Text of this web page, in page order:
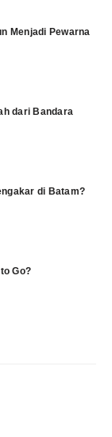
Menjadi Pewarna
dari Bandara
di Batam?
Go?